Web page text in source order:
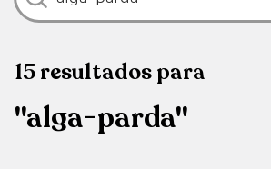
15resultadospara
"alga-parda"